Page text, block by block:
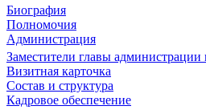
Биография
Полномочия
Администрация
Заместители главы администрации
Визитная карточка
Состав и структура
Кадровое обеспечение